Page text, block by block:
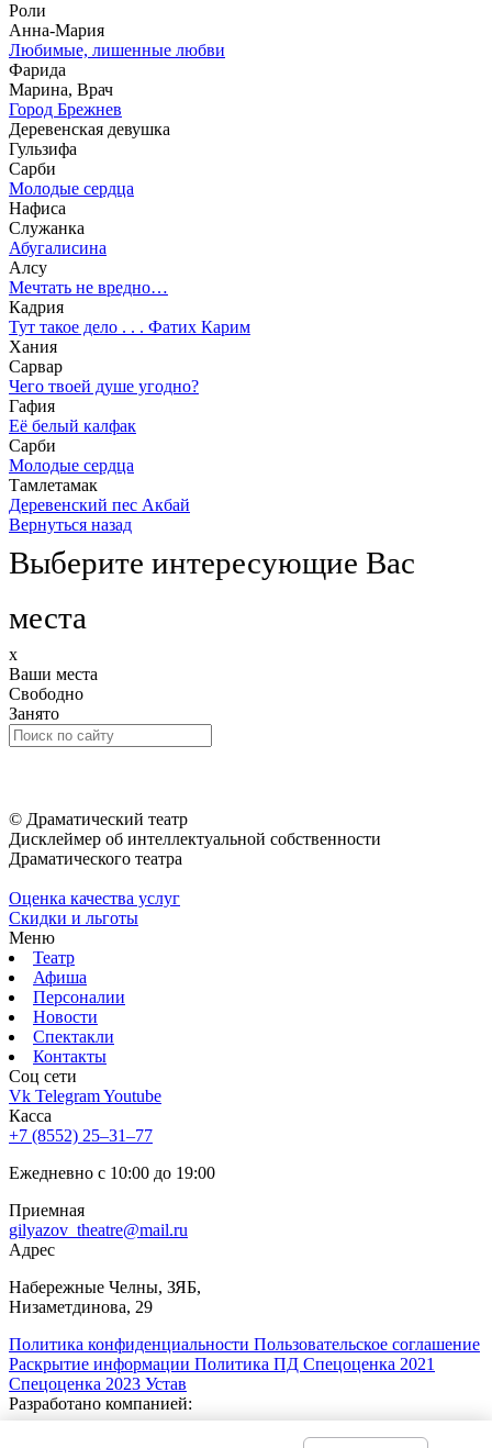
Роли
Анна-Мария
Любимые, лишенные любви
Фарида
Марина, Врач
Город Брежнев
Деревенская девушка
Гульзифа
Сарби
Молодые сердца
Нафиса
Служанка
Абугалисина
Алсу
Мечтать не вредно…
Кадрия
Тут такое дело . . . Фатих Карим
Хания
Сарвар
Чего твоей душе угодно?
Гафия
Её белый калфак
Сарби
Молодые сердца
Тамлетамак
Деревенский пес Акбай
Вернуться назад
Выберите интересующие Вас
места
x
Ваши места
Свободно
Занято
© Драматический театр
Дисклеймер об интеллектуальной собственности
Драматического театра
Оценка качества услуг
Скидки и льготы
Меню
Театр
Афиша
Персоналии
Новости
Спектакли
Контакты
Соц cети
Vk TelegramYoutube
Касса
+7 (8552) 25‒31‒77
Ежедневно с 10:00 до 19:00
Приемная
gilyazov_theatre@mail.ru
Адрес
​Набережные Челны, ЗЯБ,
Низаметдинова, 29
Политика конфиденциальности Пользовательское соглашение
Раскрытие информации Политика ПД Спецоценка 2021
Спецоценка 2023 Устав
Разработано компанией: